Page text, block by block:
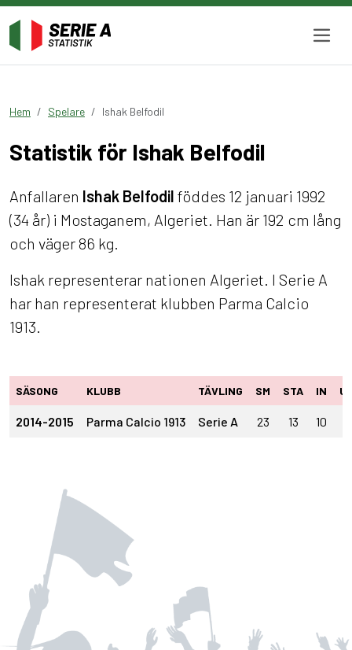
Hem Spelare Ishak Belfodil
Statistik för Ishak Belfodil
Anfallaren Ishak Belfodil föddes 12 januari 1992
(34 år) i Mostaganem, Algeriet. Han är 192 cm lång
och väger 86 kg.
Ishak representerar nationen Algeriet. I Serie A
har han representerat klubben Parma Calcio
1913.
SÄSONG KLUBB TÄVLING SM STA IN
2014-2015 Parma Calcio 1913 Serie A 23 13 10